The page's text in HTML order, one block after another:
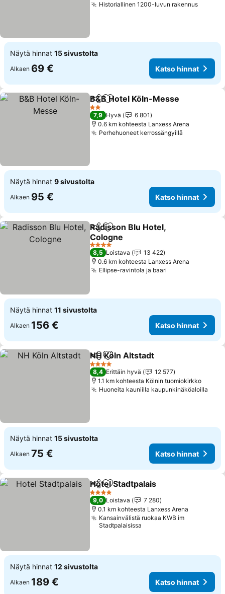
Historiallinen 1200-luvun rakennus
Näytä hinnat 15 sivustolta
Alkaen 69 € Katso hinnat
Jaa Lisää suosikkeihin
B&B Hotel Köln-Messe
2 Tähtiluokitus
7,9 Hyvä
6 801
0.6 km kohteesta Lanxess Arena
Perhehuoneet kerrossängyillä
Näytä hinnat 9 sivustolta
Alkaen 95 € Katso hinnat
Jaa Lisää suosikkeihin
Radisson Blu Hotel,
Cologne
4 Tähtiluokitus
8,5 Loistava
13 422
0.6 km kohteesta Lanxess Arena
Ellipse-ravintola ja baari
Näytä hinnat 11 sivustolta
Alkaen 156 € Katso hinnat
Jaa Lisää suosikkeihin
NH Köln Altstadt
4 Tähtiluokitus
8,4 Erittäin hyvä
12 577
1.1 km kohteesta Kölnin tuomiokirkko
Huoneita kauniilla kaupunkinäköaloilla
Näytä hinnat 15 sivustolta
Alkaen 75 € Katso hinnat
Jaa Lisää suosikkeihin
Hotel Stadtpalais
4 Tähtiluokitus
9,0 Loistava
7 280
0.1 km kohteesta Lanxess Arena
Kansainvälistä ruokaa KWB im
Stadtpalaisissa
Näytä hinnat 12 sivustolta
Alkaen 189 € Katso hinnat